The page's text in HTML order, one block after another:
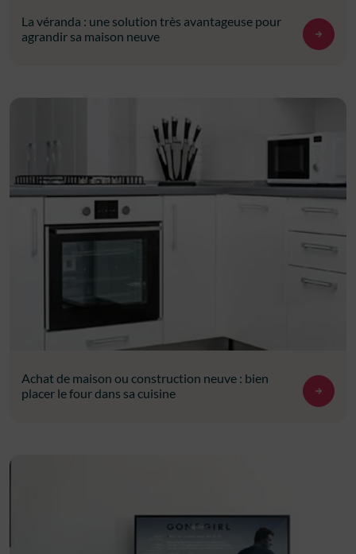
La véranda : une solution très avantageuse pour
agrandir sa maison neuve
Achat de maison ou construction neuve : bien
placer le four dans sa cuisine